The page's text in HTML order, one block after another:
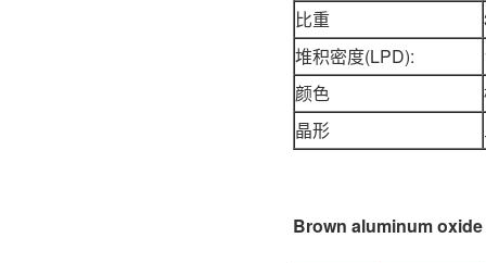
比重
堆积密度(LPD):
颜色
晶形
Brown aluminum oxide